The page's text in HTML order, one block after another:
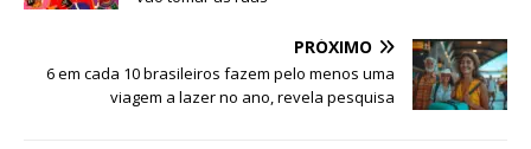
p o
o
n
PRÓXIMO
6 em cada 10 brasileiros fazem pelo menos uma
viagem a lazer no ano, revela pesquisa